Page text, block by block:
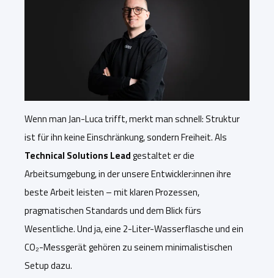
Wenn man Jan-Luca trifft, merkt man schnell: Struktur
ist für ihn keine Einschränkung, sondern Freiheit. Als
Technical Solutions Leadgestaltet er die
Arbeitsumgebung, in der unsere Entwickler:innen ihre
beste Arbeit leisten – mit klaren Prozessen,
pragmatischen Standards und dem Blick fürs
Wesentliche. Und ja, eine 2-Liter-Wasserflasche und ein
CO₂-Messgerät gehören zu seinem minimalistischen
Setup dazu.